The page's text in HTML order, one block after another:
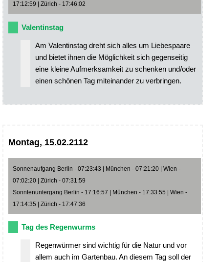
17:12:59 | Zürich - 17:46:02
Valentinstag
Am Valentinstag dreht sich alles um Liebespaare
und bietet ihnen die Möglichkeit sich gegenseitig
eine kleine Aufmerksamkeit zu schenken und/oder
einen schönen Tag miteinander zu verbringen.
Montag, 15.02.2112
Sonnenaufgang Berlin - 07:23:43 | München - 07:21:20 | Wien -
07:02:20 | Zürich - 07:31:59
Sonntenuntergang Berlin - 17:16:57 | München - 17:33:55 | Wien -
17:14:35 | Zürich - 17:47:36
Tag des Regenwurms
Regenwürmer sind wichtig für die Natur und vor
allem auch im Gartenbau. An diesem Tag soll der